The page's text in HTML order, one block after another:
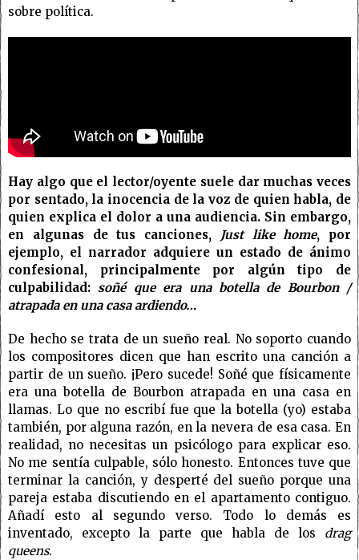
sobre política.
Hay algo que el lector/oyente suele dar muchas veces
por sentado, la inocencia de la voz de quien habla, de
quien explica el dolor a una audiencia. Sin embargo,
en algunas de tus canciones, Just like home, por
ejemplo, el narrador adquiere un estado de ánimo
confesional, principalmente por algún tipo de
culpabilidad: soñé que era una botella de Bourbon /
atrapada en una casa ardiendo…
De hecho se trata de un sueño real. No soporto cuando
los compositores dicen que han escrito una canción a
partir de un sueño. ¡Pero sucede! Soñé que físicamente
era una botella de Bourbon atrapada en una casa en
llamas. Lo que no escribí fue que la botella (yo) estaba
también, por alguna razón, en la nevera de esa casa. En
realidad, no necesitas un psicólogo para explicar eso.
No me sentía culpable, sólo honesto. Entonces tuve que
terminar la canción, y desperté del sueño porque una
pareja estaba discutiendo en el apartamento contiguo.
Añadí esto al segundo verso. Todo lo demás es
inventado, excepto la parte que habla de los drag
queens.